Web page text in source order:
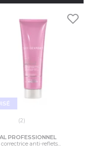
(2)
PROFESSIONNEL
anti-reflets...